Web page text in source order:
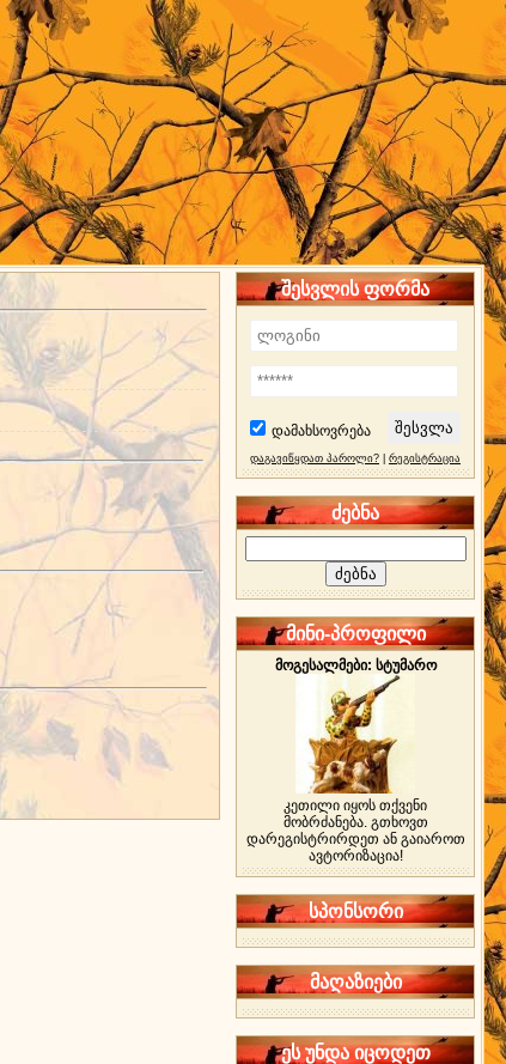
შესვლის ფორმა
დამახსოვრება
დაგავიწყდათ პაროლი? რეგისტრაცია
ძებნა
მინი-პროფილი
მოგესალმები: სტუმარო
კეთილი იყოს თქვენი
მობრძანება. გთხოვთ
დარეგისტრირდეთ ან გაიაროთ
ავტორიზაცია!
სპონსორი
მაღაზიები
ეს უნდა იცოდეთ